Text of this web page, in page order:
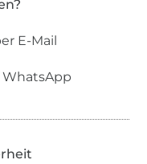
E-Mail
WhatsApp